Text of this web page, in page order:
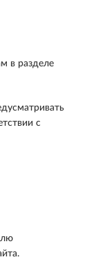
в разделе
с